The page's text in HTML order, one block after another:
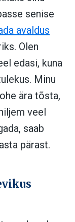
senise
avaldus
Olen
edasi, kuna
Minu
ära tõsta,
veel
saab
pärast.